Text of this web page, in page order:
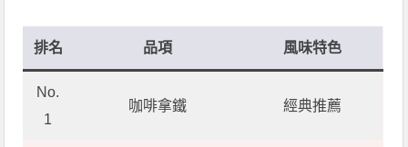
排名 品項 風味特色
No.
1
咖啡拿鐵 經典推薦